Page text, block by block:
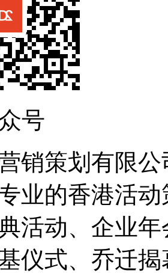
号
销策划有限
业的香港活
活动、企业
仪式、乔迁